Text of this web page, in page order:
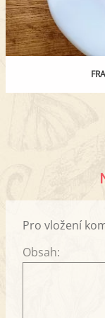
Pro vložení
Obsah: